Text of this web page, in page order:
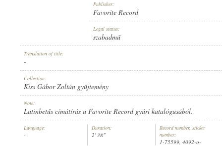
FAVORITE RECORD
RECORD NUMBER:
Publisher:
Favorite Record
Legal status:
szabadmű
Translation of title:
-
Collection:
Kiss Gábor Zoltán gyűjtemény
Note:
Latinbetűs címátírás a Favorite Record gyári katalógusából.
Language:
-
Duration:
2' 38"
Record number, sticker
number:
1-75599, 4092-o-